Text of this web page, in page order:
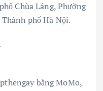
Chùa Láng, Phường
phố Hà Nội.
bằng MoMo,